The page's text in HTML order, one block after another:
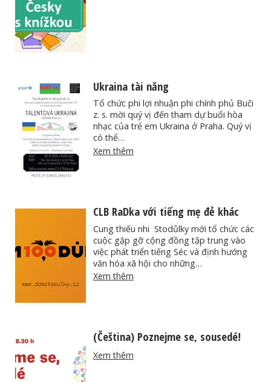
Ukraina tài năng
Tổ chức phi lợi nhuận phi chính phủ Buči
z. s. mời quý vị đến tham dự buổi hòa
nhạc của trẻ em Ukraina ở Praha. Quý vị
có thể…
Xem thêm
CLB RaDka với tiếng mẹ đẻ khác
Cung thiếu nhi Stodůlky mới tổ chức các
cuộc gặp gỡ cộng đồng tập trung vào
việc phát triển tiếng Séc và định hướng
văn hóa xã hội cho những…
Xem thêm
(Čeština) Poznejme se, sousedé!
Xem thêm